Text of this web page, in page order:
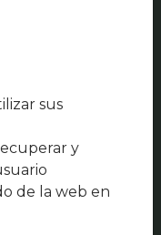
sus
y
de la web en